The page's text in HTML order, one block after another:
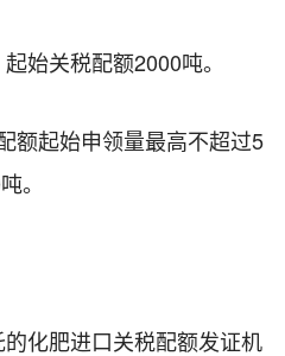
始关税配额2000吨。
额起始申领量最高不超过5
。
化肥进口关税配额发证机